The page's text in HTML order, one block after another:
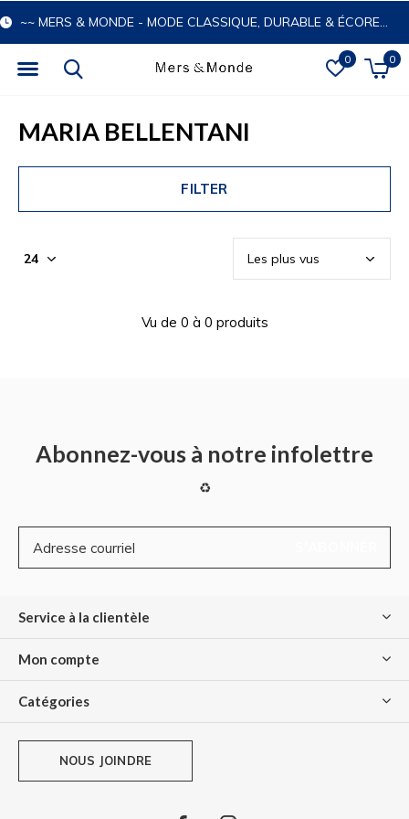
0 0
~~ MERS & MONDE - MODE CLASSIQUE, DURABLE & ÉCORESPONSABLE
MARIA BELLENTANI
FILTER
Vu de 0 à 0 produits
Abonnez-vous à notre infolettre
♻
Service à la clientèle
Mon compte
Catégories
NOUS JOINDRE